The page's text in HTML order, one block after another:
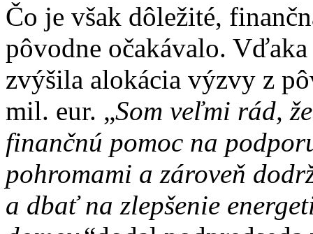
Čo je však dôležité,
pôvodne očakávalo. Vďaka
zvýšila alokácia výzvy z
mil. eur. „Som veľmi rád,
finančnú pomoc na
pohromami a zároveň
a dbať na zlepšenie